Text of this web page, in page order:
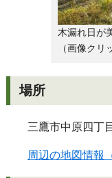
木漏れ日が
（画像ク
場所
三鷹市中原四丁
周辺の地図情報